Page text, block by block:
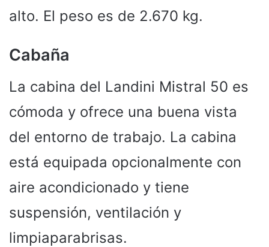
alto. El peso es de 2.670 kg.
Cabaña
La cabina del Landini Mistral 50 es
cómoda y ofrece una buena vista
del entorno de trabajo. La cabina
está equipada opcionalmente con
aire acondicionado y tiene
suspensión, ventilación y
limpiaparabrisas.